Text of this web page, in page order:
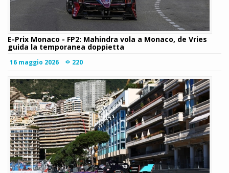
E-Prix Monaco - FP2: Mahindra vola a Monaco, de Vries
guida la temporanea doppietta
16 maggio 2026 220